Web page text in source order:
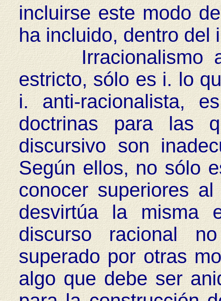
incluirse este modo
ha incluido, dentro del
Irracionalismo
estricto, sólo es i. lo
i. anti-racionalista,
doctrinas para las
discursivo son
Según ellos, no sólo
conocer superiores
desvirtúa la misma
discurso racional
superado por otras
algo que debe ser